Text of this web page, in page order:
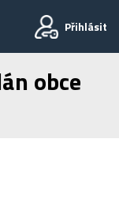
Přihlásit
obce